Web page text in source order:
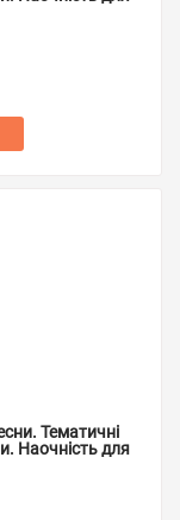
Тематичні
Наочність для